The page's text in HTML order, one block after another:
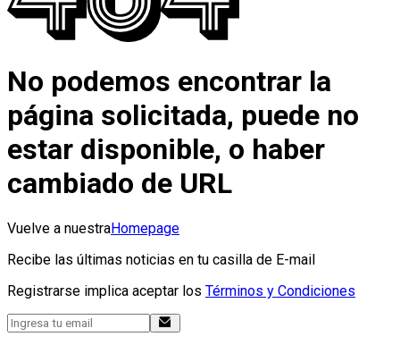
No podemos encontrar la
página solicitada, puede no
estar disponible, o haber
cambiado de URL
Vuelve a nuestraHomepage
Recibe las últimas noticias en tu casilla de E-mail
Registrarse implica aceptar los Términos y Condiciones